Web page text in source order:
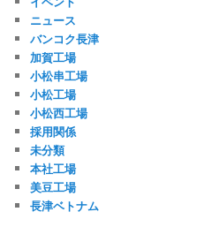
ニュース
バンコク長津
加賀工場
小松串工場
小松工場
小松西工場
採用関係
未分類
本社工場
美豆工場
長津ベトナム